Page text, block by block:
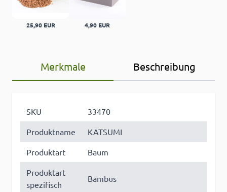
25,90 EUR 4,90 EUR
Merkmale Beschreibung
SKU
33470
Produktname
KATSUMI
Produktart
Baum
Produktart
spezifisch
Bambus